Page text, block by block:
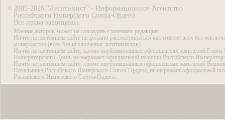
© 2005-2026 “Легитимист” - Информационное Агентство
Российского Имперского Союза-Ордена.
Все права защищены.
Мнение авторов может не совпадать с мнением редакции.
Ничто на настоящем сайте не должно рассматриваться как мнение всех без
монархистов (всех без исключения легитимистов).
Ничто на настоящем сайте, кроме опубликованных официальных заявлений Главы
Императорского Дома, не выражает официальной позиции Российского
Ничто на настоящем сайте, кроме опубликованных официальных заявлений
Начальника Российского Имперского Союза-Ордена, не выражает официальной
Российского Имперского Союза-Ордена.